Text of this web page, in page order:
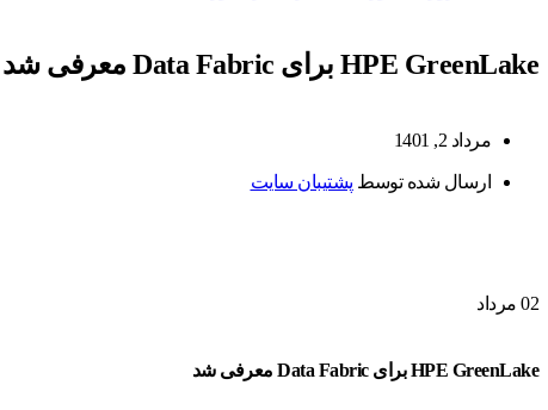
HPE GreenLake برای Data Fabric معرفی شد
مرداد 2, 1401
ارسال شده توسط پشتیبان سایت
02 مرداد
HPE GreenLake برای Data Fabric معرفی شد